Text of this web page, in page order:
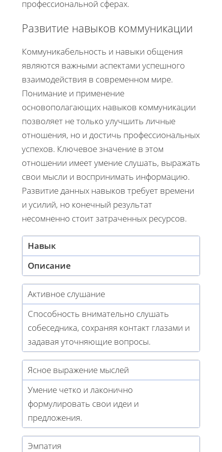
профессиональной сферах.
Развитие навыков коммуникации
Коммуникабельность и навыки общения
являются важными аспектами успешного
взаимодействия в современном мире.
Понимание и применение
основополагающих навыков коммуникации
позволяет не только улучшить личные
отношения, но и достичь профессиональных
успехов. Ключевое значение в этом
отношении имеет умение слушать, выражать
свои мысли и воспринимать информацию.
Развитие данных навыков требует времени
и усилий, но конечный результат
несомненно стоит затраченных ресурсов.
Навык
Описание
Активное слушание
Способность внимательно слушать
собеседника, сохраняя контакт глазами и
задавая уточняющие вопросы.
Ясное выражение мыслей
Умение четко и лаконично
формулировать свои идеи и
предложения.
Эмпатия